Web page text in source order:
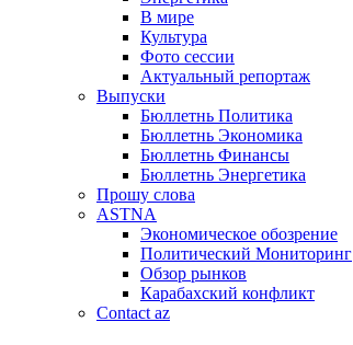
В мире
Культура
Фото сессии
Актуальный репортаж
Выпуски
Бюллетнь Политика
Бюллетнь Экономика
Бюллетнь Финансы
Бюллетнь Энергетика
Прошу слова
ASTNA
Экономическое обозрение
Политический Мониторинг
Обзор рынков
Карабахский конфликт
Contact az